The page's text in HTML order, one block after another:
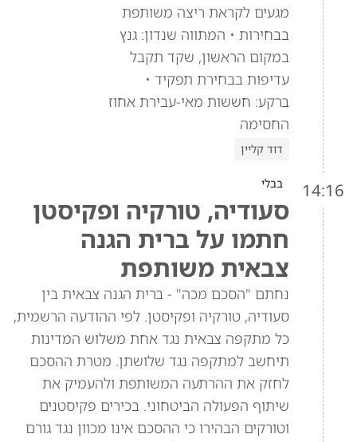
מגעים לקראת ריצה משותפת
בבחירות • המתווה שנדון: גנץ
במקום הראשון, שקד תקבל
עדיפות בבחירת תפקיד •
ברקע: חששות מאי-עבירת אחוז
החסימה
דוד קליין
14:16 בבלי
סעודיה, טורקיה ופקיסטן
חתמו על ברית הגנה
צבאית משותפת
נחתם "הסכם מכה" - ברית הגנה צבאית בין
סעודיה, טורקיה ופקיסטן. לפי ההודעה הרשמית,
כל מתקפה צבאית נגד אחת משלוש המדינות
תיחשב למתקפה נגד שלושתן. מטרת ההסכם
לחזק את ההרתעה המשותפת ולהעמיק את
שיתוף הפעולה הביטחוני. בכירים פקיסטנים
וטורקים הבהירו כי ההסכם אינו מכוון נגד גורם